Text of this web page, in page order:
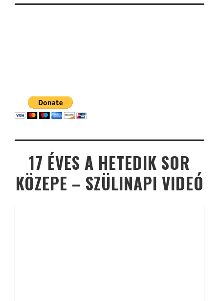
17 ÉVES A HETEDIK SOR
KÖZEPE – SZÜLINAPI VIDEÓ